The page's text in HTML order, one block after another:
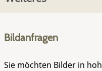
Bildanfragen
Sie möchten Bilder in